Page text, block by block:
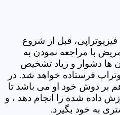
قبل از شروع
با مراجعه نمودن به
ها دشوار و زیاد تشخیص
فرستاده خواهد شد. در
بر دوش خود او می باشد تا
داده شده را انجام دهد ، و
به خود بگیرد.